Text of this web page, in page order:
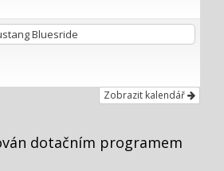
Bluesride
Zobrazit kalendář
dotačním programem